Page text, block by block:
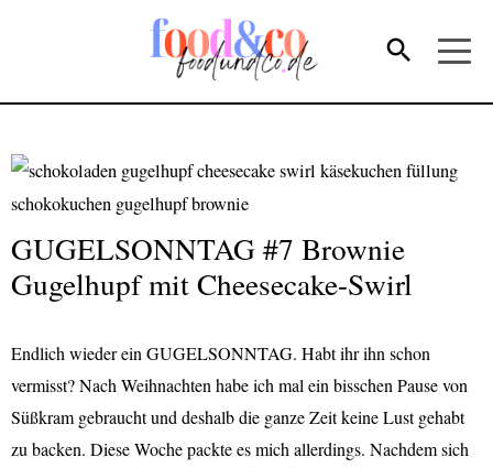
GUGELSONNTAG #7 Brownie
Gugelhupf mit Cheesecake-Swirl
Endlich wieder ein GUGELSONNTAG. Habt ihr ihn schon
vermisst? Nach Weihnachten habe ich mal ein bisschen Pause von
Süßkram gebraucht und deshalb die ganze Zeit keine Lust gehabt
zu backen. Diese Woche packte es mich allerdings. Nachdem sich